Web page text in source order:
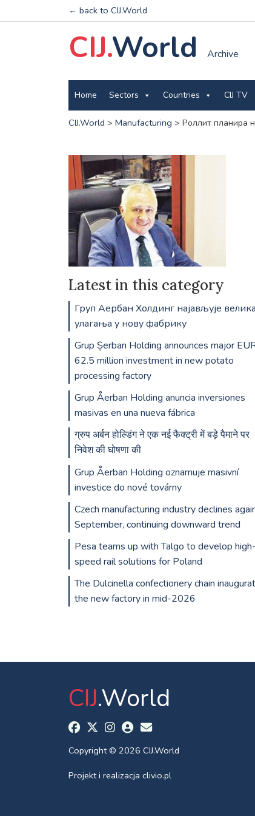
← back to CIJ.World
CIJ.World Archive
Home Sectors Countries CIJ TV
CIJ.World > Manufacturing > Роллит планира
Latest in this category
Груп Аербан Холдинг најављује велика
улагања у нову фабрику
Grup Șerban Holding announces major
62.5 million investment in new potato
processing factory
Grup Åerban Holding anuncia inversiones
masivas en una nueva fábrica
ग्रुप अर्बन होल्डिंग ने एक नई फैक्ट्री में बड़े पैमाने पर
निवेश की घोषणा की
Grup Åerban Holding oznamuje masivní
investice do nové továrny
Czech manufacturing industry declines
September, continuing downward trend
Pesa teams up with Talgo to develop high-
speed rail solutions for Poland
The Dulcinella confectionery chain
the new factory in mid-2026
CIJ.World
Copyright © 2026 CIJ.World
Projekt i realizacja clivio.pl